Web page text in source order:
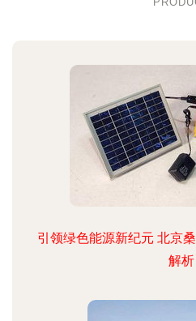
引领绿色能源新纪元 北京
解析